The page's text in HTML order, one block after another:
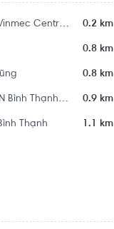
Bệnh viện Đa khoa Quốc tế Vinmec Central Park 0.2 km
0.8 km
0.8 km
Phòng Khám Da Liễu O2 SKIN Bình Thạnh - Trị Mụn Chuẩn Y Khoa 0.9 km
Thạnh 1.1 km